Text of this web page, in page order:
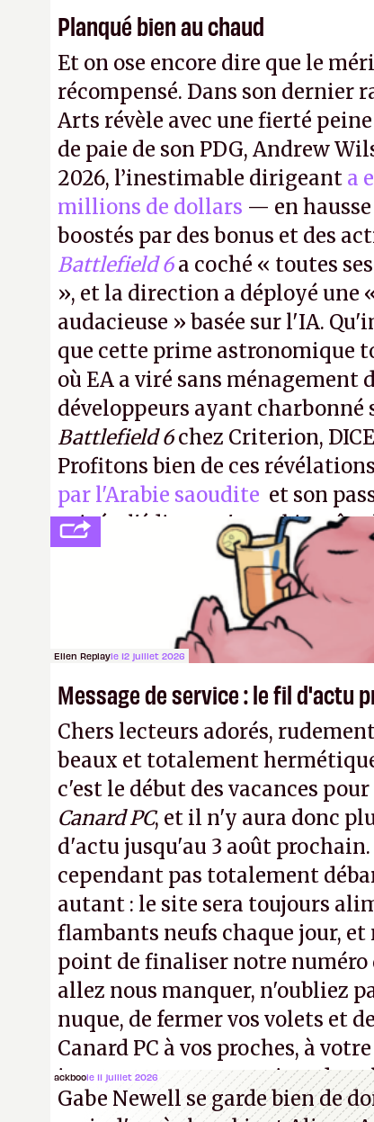
Planqué bien au chaud
Et on ose encore dire que le
récompensé. Dans son dernier
Arts révèle avec une fierté
de paie de son PDG, Andrew
2026, l’inestimable dirigeant a
millions de dollars — en
boostés par des bonus et des
Battlefield 6a coché « toutes
», et la direction a déployé une
audacieuse » basée sur l'IA.
que cette prime astronomique
où EA a viré sans ménagement
développeurs ayant charbonné
Battlefield 6chez Criterion,
Profitons bien de ces
par l'Arabie saoudite et son
privée, l'éditeur n'aura bientôt
publier ses bilans. Encore une
Ellen Replayle 12 juillet 2026
Message de service : le fil d'actu
Chers lecteurs adorés,
beaux et totalement
c'est le début des vacances
Canard PC, et il n'y aura donc
d'actu jusqu'au 3 août prochain.
cependant pas totalement
autant : le site sera toujours
flambants neufs chaque jour, et
point de finaliser notre numéro
allez nous manquer, n'oubliez
nuque, de fermer vos volets et
Canard PC à vos proches, à
inconnus que vous croisez dans
! –ER.
ackboole 11 juillet 2026
Gabe Newell se garde bien de